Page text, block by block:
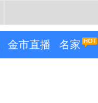
金市直播 名家